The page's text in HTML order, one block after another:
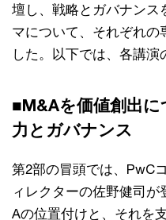
壇し、戦略とガバナンス
マについて、それぞれの
した。以下では、各講演
■M&Aを価値創出
力とガバナンス
第2部の冒頭では、PwC
ィレクターの佐野健司
Aの位置付けと、それを